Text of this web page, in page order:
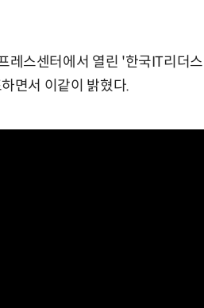
레스센터에서 열린 '한국IT리더스
면서 이같이 밝혔다.